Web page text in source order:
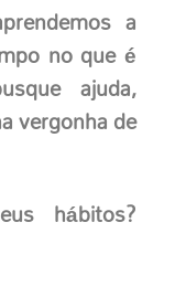
a
no que é
ajuda,
vergonha de
hábitos?